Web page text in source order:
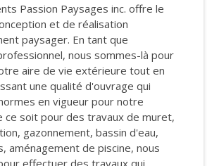
Passion Paysages inc. offre le
et de réalisation
paysager. En tant que
nous sommes-là pour
aire de vie extérieure tout en
une qualité d'ouvrage qui
en vigueur pour notre
ce soit pour des travaux de muret,
gazonnement, bassin d'eau,
aménagement de piscine, nous
effectuer des travaux qui